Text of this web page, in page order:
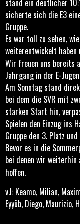
stand ein deutlicher
sicherte sich die E3
Gruppe.
Es war toll zu sehen,
weiterentwickelt haben
Wir freuen uns bereits
Jahrgang in der E-
Am Sonntag stand
bei dem die SVR mit
starken Start hin,
Spielen den Einzug ins
Gruppe den 3. Platz
Bevor es in die
bei denen wir
hoffen.
v.l: Keamo, Milian,
Eyyüb, Diego, Maurizio,